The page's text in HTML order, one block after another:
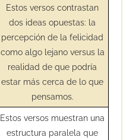
Estos versos contrastan
dos ideas opuestas: la
percepción de la felicidad
como algo lejano versus la
realidad de que podría
estar más cerca de lo que
pensamos.
Estos versos muestran una
estructura paralela que